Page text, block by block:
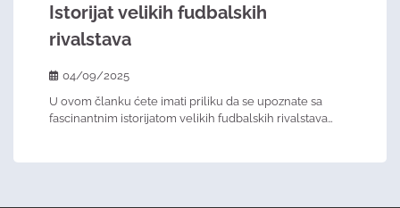
Istorijat velikih fudbalskih
rivalstava​
04/09/2025
U ovom članku ćete imati priliku da se upoznate sa
fascinantnim istorijatom velikih fudbalskih rivalstava…